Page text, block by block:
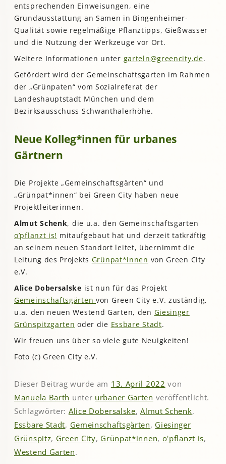
entsprechenden Einweisungen, eine
Grundausstattung an Samen in Bingenheimer-
Qualität sowie regelmäßige Pflanztipps, Gießwasser
und die Nutzung der Werkzeuge vor Ort.
Weitere Informationen unter garteln@greencity.de.
Gefördert wird der Gemeinschaftsgarten im Rahmen
der „Grünpaten“ vom Sozialreferat der
Landeshauptstadt München und dem
Bezirksausschuss Schwanthalerhöhe.
Neue Kolleg*innen für urbanes
Gärtnern
Die Projekte „Gemeinschaftsgärten“ und
„Grünpat*innen“ bei Green City haben neue
Projektleiterinnen.
Almut Schenk, die u.a. den Gemeinschaftsgarten
o’pflanzt is! mitaufgebaut hat und derzeit tatkräftig
an seinem neuen Standort leitet, übernimmt die
Leitung des Projekts Grünpat*innen von Green City
e.V.
Alice Dobersalske ist nun für das Projekt
Gemeinschaftsgärten von Green City e.V. zuständig,
u.a. den neuen Westend Garten, den Giesinger
Grünspitzgarten oder die Essbare Stadt.
Wir freuen uns über so viele gute Neuigkeiten!
Foto (c) Green City e.V.
Dieser Beitrag wurde am 13. April 2022 von
Manuela Barth unter urbaner Garten veröffentlicht.
Schlagwörter: Alice Dobersalske,Almut Schenk,
Essbare Stadt, Gemeinschaftsgärten, Giesinger
Grünspitz, Green City, Grünpat*innen, o'pflanzt is,
Westend Garten.